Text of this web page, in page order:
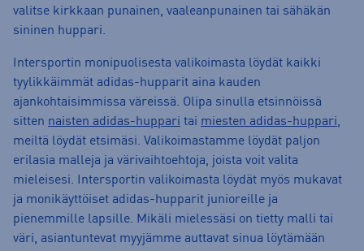
valitse kirkkaan punainen, vaaleanpunainen tai sähäkän
sininen huppari.
Intersportin monipuolisesta valikoimasta löydät kaikki
tyylikkäimmät adidas-hupparit aina kauden
ajankohtaisimmissa väreissä. Olipa sinulla etsinnöissä
sitten naisten adidas-huppari tai miesten adidas-huppari,
meiltä löydät etsimäsi. Valikoimastamme löydät paljon
erilasia malleja ja värivaihtoehtoja, joista voit valita
mieleisesi. Intersportin valikoimasta löydät myös mukavat
ja monikäyttöiset adidas-hupparit junioreille ja
pienemmille lapsille. Mikäli mielessäsi on tietty malli tai
väri, asiantuntevat myyjämme auttavat sinua löytämään